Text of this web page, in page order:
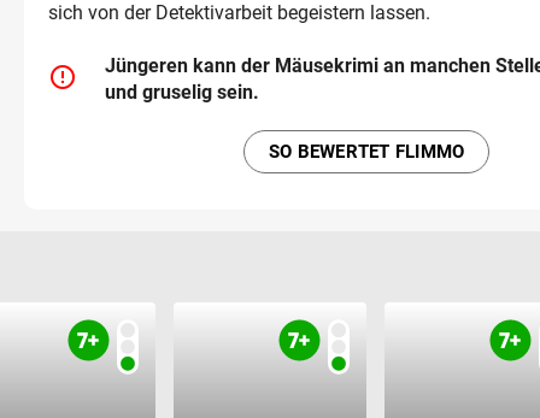
sich von der Detektivarbeit begeistern lassen.
error_outline
Jüngeren kann der Mäusekrimi an manchen
und gruselig sein.
SO BEWERTET FLIMMO